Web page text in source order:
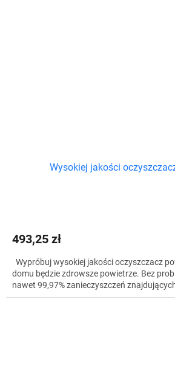
Wysokiej jakości
493,25 zł
Wypróbuj wysokiej jakości oczyszczacz
domu będzie zdrowsze powietrze. Bez
nawet 99,97% zanieczyszczeń